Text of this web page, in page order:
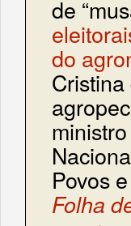
de
do
Povos
Folha